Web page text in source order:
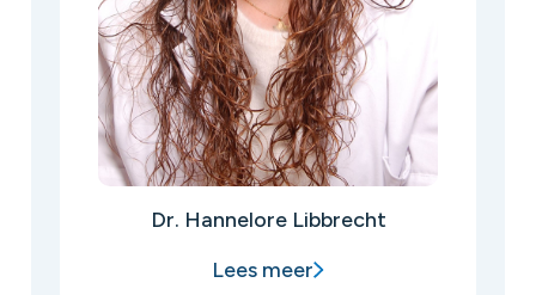
Dr. Hannelore Libbrecht
Lees meer